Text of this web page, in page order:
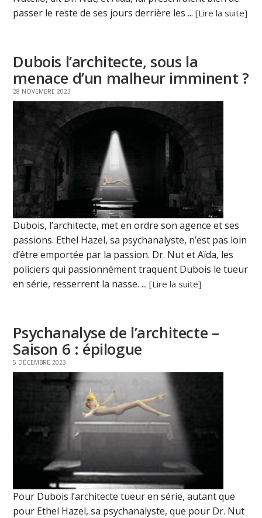
passer le reste de ses jours derrière les ...[Lire la suite]
Dubois l’architecte, sous la
menace d’un malheur imminent ?
28 NOVEMBRE 2023
Dubois, l’architecte, met en ordre son agence et ses
passions. Ethel Hazel, sa psychanalyste, n’est pas loin
d’être emportée par la passion. Dr. Nut et Aïda, les
policiers qui passionnément traquent Dubois le tueur
en série, resserrent la nasse. ...[Lire la suite]
Psychanalyse de l’architecte –
Saison 6 : épilogue
5 DÉCEMBRE 2023
Pour Dubois l’architecte tueur en série, autant que
pour Ethel Hazel, sa psychanalyste, que pour Dr. Nut